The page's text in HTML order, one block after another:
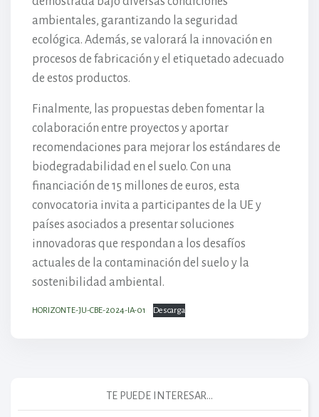
ambientales, garantizando la seguridad
ecológica. Además, se valorará la innovación en
procesos de fabricación y el etiquetado adecuado
de estos productos.
Finalmente, las propuestas deben fomentar la
colaboración entre proyectos y aportar
recomendaciones para mejorar los estándares de
biodegradabilidad en el suelo. Con una
financiación de 15 millones de euros, esta
convocatoria invita a participantes de la UE y
países asociados a presentar soluciones
innovadoras que respondan a los desafíos
actuales de la contaminación del suelo y la
sostenibilidad ambiental.
HORIZONTE-JU-CBE-2024-IA-01 Descarga
TE PUEDE INTERESAR...